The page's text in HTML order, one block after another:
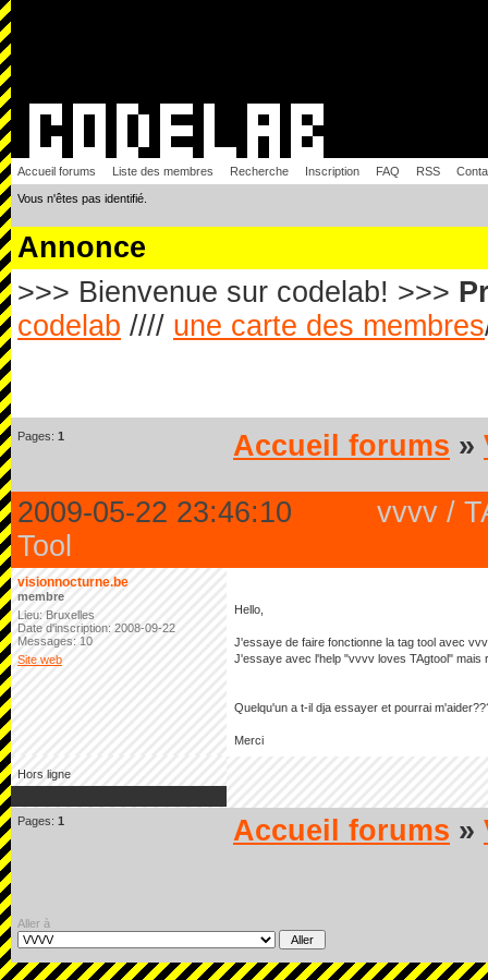
Accueil forums Liste des membres Recherche Inscription FAQ RSS
Vous n'êtes pas identifié.
Annonce
>>> Bienvenue sur codelab! >>>
codelab //// une carte des membres
Pages: 1 Accueil forums »
2009-05-22 23:46:10
vvvv /
Tool
visionnocturne.be
membre
Lieu: Bruxelles
Date d'inscription: 2008-09-22
Messages: 10
Site web
Hello,
J'essaye de faire fonctionne la tag tool avec
J'essaye avec l'help "vvvv loves TAgtool" mais
Quelqu'un a t-il dja essayer et pourrai
Merci
Hors ligne
Pages: 1 Accueil forums »
Aller à